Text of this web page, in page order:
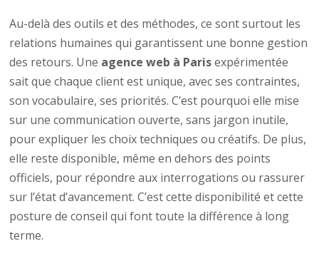
Au-delà des outils et des méthodes, ce sont surtout les
relations humaines qui garantissent une bonne gestion
des retours. Une agence web à Parisexpérimentée
sait que chaque client est unique, avec ses contraintes,
son vocabulaire, ses priorités. C’est pourquoi elle mise
sur une communication ouverte, sans jargon inutile,
pour expliquer les choix techniques ou créatifs. De plus,
elle reste disponible, même en dehors des points
officiels, pour répondre aux interrogations ou rassurer
sur l’état d’avancement. C’est cette disponibilité et cette
posture de conseil qui font toute la différence à long
terme.